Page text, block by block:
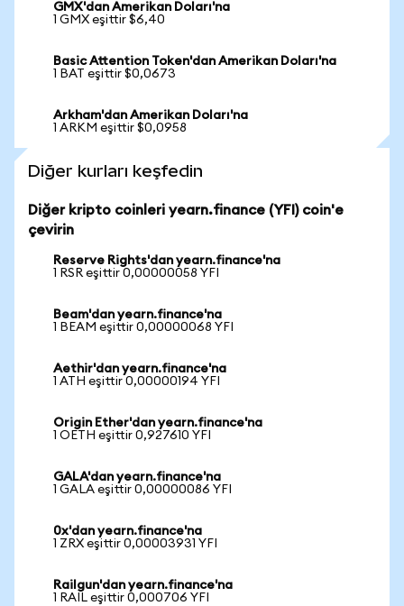
GMX'dan Amerikan Doları'na
1 GMX eşittir $6,40
Basic Attention Token'dan Amerikan Doları'na
1 BAT eşittir $0,0673
Arkham'dan Amerikan Doları'na
1 ARKM eşittir $0,0958
Diğer kurları keşfedin
Diğer kripto coinleri yearn.finance (YFI) coin'e
çevirin
Reserve Rights'dan yearn.finance'na
1 RSR eşittir 0,00000058 YFI
Beam'dan yearn.finance'na
1 BEAM eşittir 0,00000068 YFI
Aethir'dan yearn.finance'na
1 ATH eşittir 0,00000194 YFI
Origin Ether'dan yearn.finance'na
1 OETH eşittir 0,927610 YFI
GALA'dan yearn.finance'na
1 GALA eşittir 0,00000086 YFI
0x'dan yearn.finance'na
1 ZRX eşittir 0,00003931 YFI
Railgun'dan yearn.finance'na
1 RAIL eşittir 0,000706 YFI